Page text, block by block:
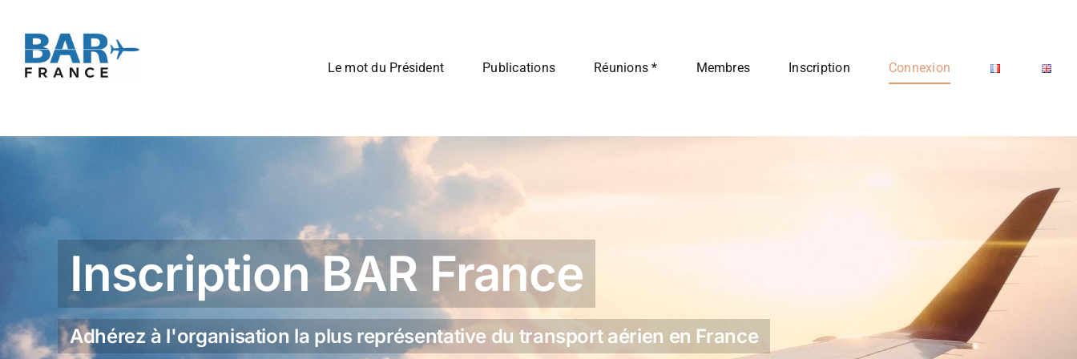
contenu
Le mot du Président Publications Réunions * Membres Inscription Connexion
Inscription BAR France
Adhérez à l'organisation la plus représentative du transport aérien en France